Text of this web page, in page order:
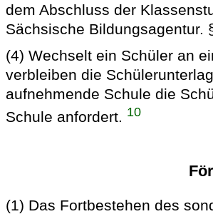
dem Abschluss der
Sächsische Bildungsagentur.
(4) Wechselt ein Schüler an
verbleiben die
aufnehmende Schule die
Schule anfordert. 10
(1) Das Fortbestehen des